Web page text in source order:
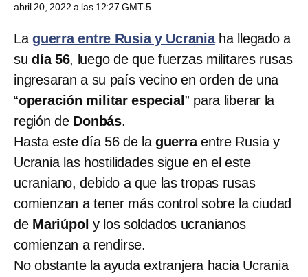
abril 20, 2022 a las 12:27 GMT-5
La guerra entre Rusia y Ucraniaha llegado a
su día 56, luego de que fuerzas militares rusas
ingresaran a su país vecino en orden de una
“operación militar especial ” para liberar la
región de Donbás.
Hasta este día 56 de la guerraentre Rusia y
Ucrania las hostilidades sigue en el este
ucraniano, debido a que las tropas rusas
comienzan a tener más control sobre la ciudad
de Mariúpol y los soldados ucranianos
comienzan a rendirse.
No obstante la ayuda extranjera hacia Ucrania